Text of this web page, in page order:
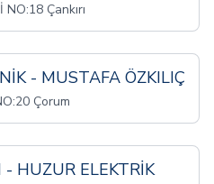
Çankırı
- MUSTAFA ÖZKILIÇ
Çorum
HUZUR ELEKTRİK